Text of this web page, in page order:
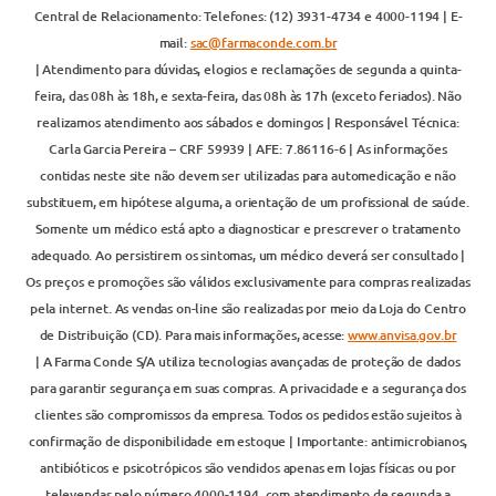
Central de Relacionamento: Telefones: (12) 3931-4734 e 4000-1194 | E-
mail:sac@farmaconde.com.br
| Atendimento para dúvidas, elogios e reclamações de segunda a quinta-
feira, das 08h às 18h, e sexta-feira, das 08h às 17h (exceto feriados). Não
realizamos atendimento aos sábados e domingos | Responsável Técnica:
Carla Garcia Pereira – CRF 59939 | AFE: 7.86116-6 | As informações
contidas neste site não devem ser utilizadas para automedicação e não
substituem, em hipótese alguma, a orientação de um profissional de saúde.
Somente um médico está apto a diagnosticar e prescrever o tratamento
adequado. Ao persistirem os sintomas, um médico deverá ser consultado |
Os preços e promoções são válidos exclusivamente para compras realizadas
pela internet. As vendas on-line são realizadas por meio da Loja do Centro
de Distribuição (CD). Para mais informações, acesse:www.anvisa.gov.br
| A Farma Conde S/A utiliza tecnologias avançadas de proteção de dados
para garantir segurança em suas compras. A privacidade e a segurança dos
clientes são compromissos da empresa. Todos os pedidos estão sujeitos à
confirmação de disponibilidade em estoque | Importante: antimicrobianos,
antibióticos e psicotrópicos são vendidos apenas em lojas físicas ou por